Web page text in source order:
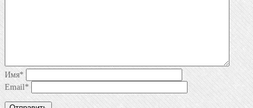
Имя*
Email*